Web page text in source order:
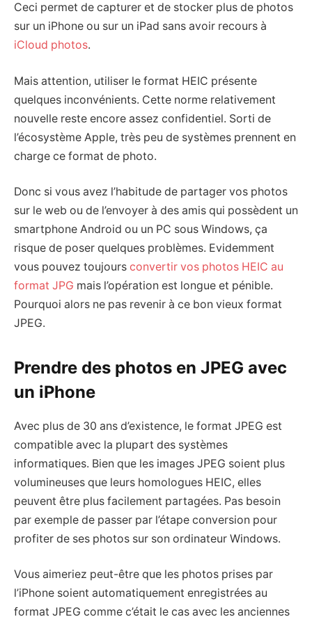
Ceci permet de capturer et de stocker plus de photos
sur un iPhone ou sur un iPad sans avoir recours à
iCloud photos.
Mais attention, utiliser le format HEIC présente
quelques inconvénients. Cette norme relativement
nouvelle reste encore assez confidentiel. Sorti de
l’écosystème Apple, très peu de systèmes prennent en
charge ce format de photo.
Donc si vous avez l’habitude de partager vos photos
sur le web ou de l’envoyer à des amis qui possèdent un
smartphone Android ou un PC sous Windows, ça
risque de poser quelques problèmes. Evidemment
vous pouvez toujours convertir vos photos HEIC au
format JPG mais l’opération est longue et pénible.
Pourquoi alors ne pas revenir à ce bon vieux format
JPEG.
Prendre des photos en JPEG avec
un iPhone
Avec plus de 30 ans d’existence, le format JPEG est
compatible avec la plupart des systèmes
informatiques. Bien que les images JPEG soient plus
volumineuses que leurs homologues HEIC, elles
peuvent être plus facilement partagées. Pas besoin
par exemple de passer par l’étape conversion pour
profiter de ses photos sur son ordinateur Windows.
Vous aimeriez peut-être que les photos prises par
l’iPhone soient automatiquement enregistrées au
format JPEG comme c’était le cas avec les anciennes